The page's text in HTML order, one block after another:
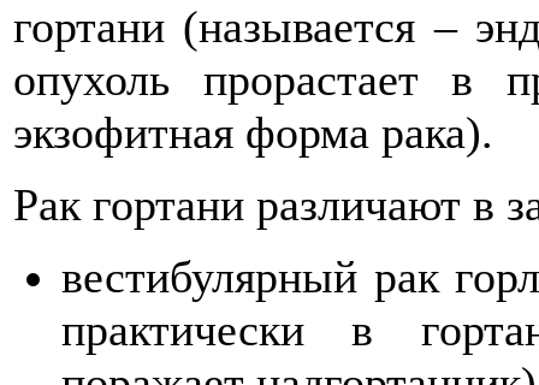
гортани (называется –
опухоль прорастает в
экзофитная форма рака).
Рак гортани различают в
вестибулярный рак
практически в